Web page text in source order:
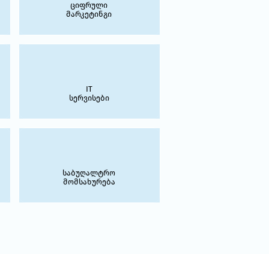
ციფრული
მარკეტინგი
IT
სერვისები
საბუღალტრო
მომსახურება